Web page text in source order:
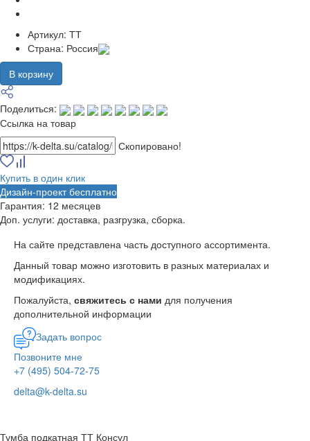
Артикул: ТТ
Страна: Россия
В корзину
Поделиться:
Ссылка на товар
Скопировано!
Купить в один клик
Дизайн-проект бесплатно
Гарантия: 12 месяцев
Доп. услуги: доставка, разгрузка, сборка.
На сайте представлена часть доступного ассортимента.
Данный товар можно изготовить в разных материалах и
модификациях.
Пожалуйста, свяжитесь с нами для получения
дополнительной информации
Задать вопрос
Позвоните мне
+7 (495) 504-72-75
delta@k-delta.su
Тумба подкатная ТТ Консул